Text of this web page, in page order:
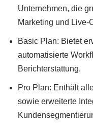
Unternehmen, die
Marketing und Live-
Basic Plan: Bietet
automatisierte
Berichterstattung.
Pro Plan: Enthält
sowie erweiterte